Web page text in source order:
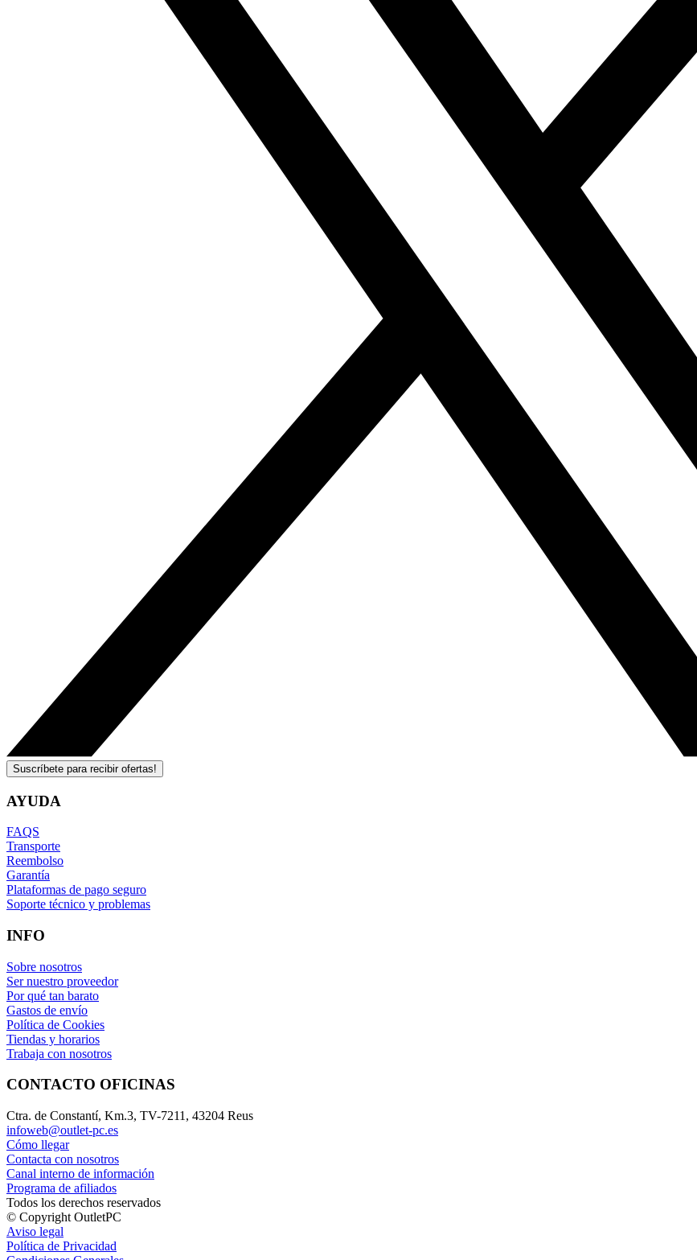
Suscríbete para recibir ofertas!
AYUDA
FAQS
Transporte
Reembolso
Garantía
Plataformas de pago seguro
Soporte técnico y problemas
INFO
Sobre nosotros
Ser nuestro proveedor
Por qué tan barato
Gastos de envío
Política de Cookies
Tiendas y horarios
Trabaja con nosotros
CONTACTO OFICINAS
Ctra. de Constantí, Km.3, TV-7211, 43204 Reus
infoweb@outlet-pc.es
Cómo llegar
Contacta con nosotros
Canal interno de información
Programa de afiliados
Todos los derechos reservados
© Copyright OutletPC
Aviso legal
Política de Privacidad